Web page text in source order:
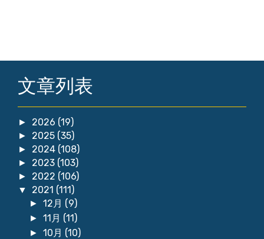
文章列表
► 2026 (19)
► 2025 (35)
► 2024 (108)
► 2023 (103)
► 2022 (106)
▼ 2021 (111)
►12月 (9)
►11月 (11)
►10月 (10)